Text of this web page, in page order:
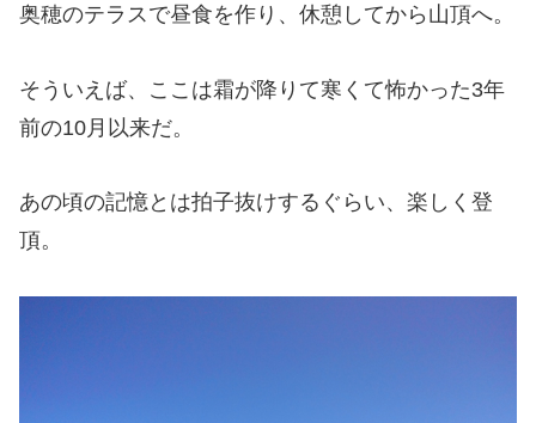
奥穂のテラスで昼食を作り、休憩してから山頂へ。
そういえば、ここは霜が降りて寒くて怖かった3年
前の10月以来だ。
あの頃の記憶とは拍子抜けするぐらい、楽しく登
頂。